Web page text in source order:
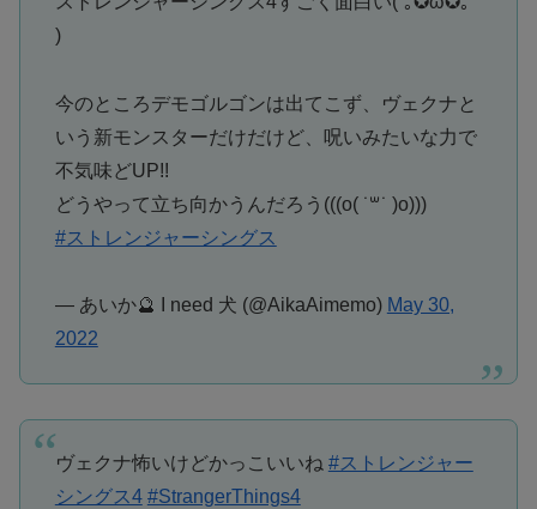
)
今のところデモゴルゴンは出てこず、ヴェクナと
いう新モンスターだけだけど、呪いみたいな力で
不気味どUP!!
どうやって立ち向かうんだろう(((o( ˙꒳​˙ )o)))
#ストレンジャーシングス
— あいか🔮 I need 犬 (@AikaAimemo) May 30,
2022
ヴェクナ怖いけどかっこいいね #ストレンジャー
シングス4 #StrangerThings4